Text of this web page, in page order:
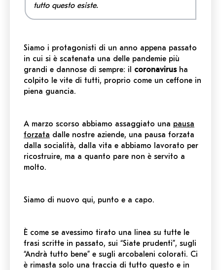
tutto questo esiste.
Siamo i protagonisti di un anno appena passato
in cui si è scatenata una delle pandemie più
grandi e dannose di sempre: il coronavirusha
colpito le vite di tutti, proprio come un ceffone in
piena guancia.
A marzo scorso abbiamo assaggiato una pausa
forzata dalle nostre aziende, una pausa forzata
dalla socialità, dalla vita e abbiamo lavorato per
ricostruire, ma a quanto pare non è servito a
molto.
Siamo di nuovo qui, punto e a capo.
È come se avessimo tirato una linea su tutte le
frasi scritte in passato, sui “Siate prudenti”, sugli
“Andrà tutto bene” e sugli arcobaleni colorati. Ci
è rimasta solo una traccia di tutto questo e in